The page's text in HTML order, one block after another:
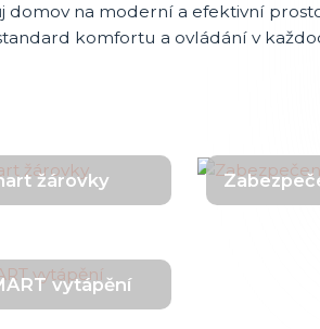
na moderní a efektivní
komfortu a ovládání v
žárovky
vytápění